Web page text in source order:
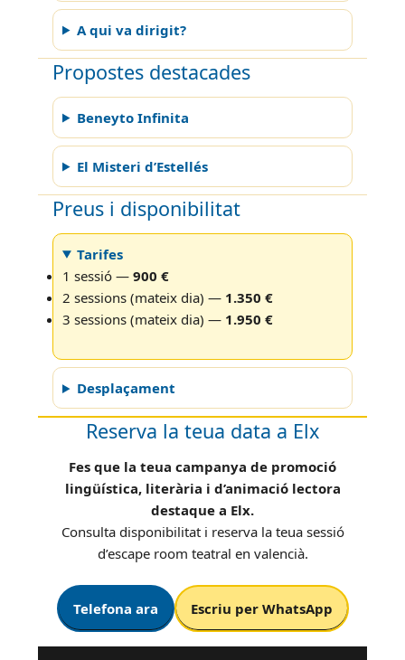
A qui va dirigit?
Propostes destacades
Beneyto Infinita
El Misteri d’Estellés
Preus i disponibilitat
Tarifes
1 sessió — 900 €
2 sessions (mateix dia) — 1.350 €
3 sessions (mateix dia) — 1.950 €
Desplaçament
Reserva la teua data a Elx
Fes que la teua campanya de promoció
lingüística, literària i d’animació lectora
destaque a Elx.
Consulta disponibilitat i reserva la teua sessió
d’escape room teatral en valencià.
Telefona ara Escriu per WhatsApp